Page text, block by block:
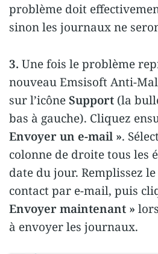
problème doit
sinon les journaux ne
3. Une fois le problème
nouveau Emsisoft Anti-
sur l’icôneSupport (la
bas à gauche). Cliquez
Envoyer un e-mail ».
colonne de droite tous les
date du jour. Remplissez
contact par e-mail, puis
Envoyer maintenant »
à envoyer les journaux.